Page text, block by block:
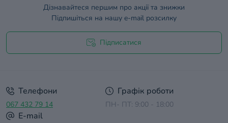
Дізнавайтеся першим про акції та знижки
Підпишіться на нашу e-mail розсилку
Підписатися
Телефони
067 432 79 14
Графік роботи
ПН- ПТ: 9:00 - 18:00
E-mail